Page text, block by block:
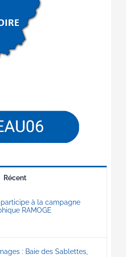
Récent
participe à la campagne
RAMOGE
: Baie des Sablettes,